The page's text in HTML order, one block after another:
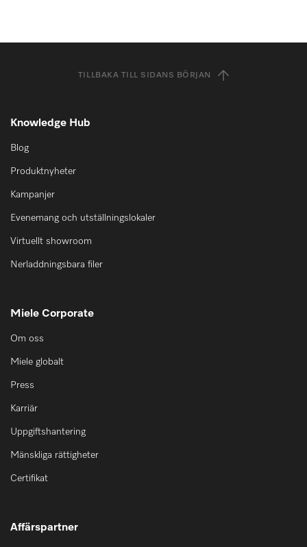
TILLBAKA TILL SIDANS BÖRJAN
Knowledge Hub
Blog
Produktnyheter
Kampanjer
Evenemang och utställningslokaler
Virtuellt showroom
Nerladdningsbara filer
Miele Corporate
Om oss
Miele globalt
Press
Karriär
Uppgiftshantering
Mänskliga rättigheter
Certifikat
Affärspartner